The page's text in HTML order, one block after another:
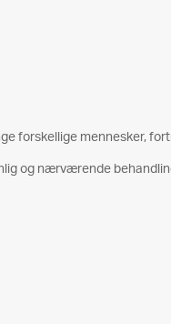
forskellige mennesker,
og nærværende